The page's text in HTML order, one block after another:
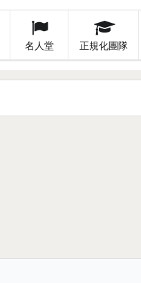
名人堂 正規化團隊